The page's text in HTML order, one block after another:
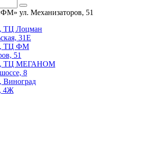
ул. Механизаторов, 51
ТЦ Лоцман
31Е
ТЦ ФМ
51
ТЦ МЕГАНОМ
8
Виноград
4Ж